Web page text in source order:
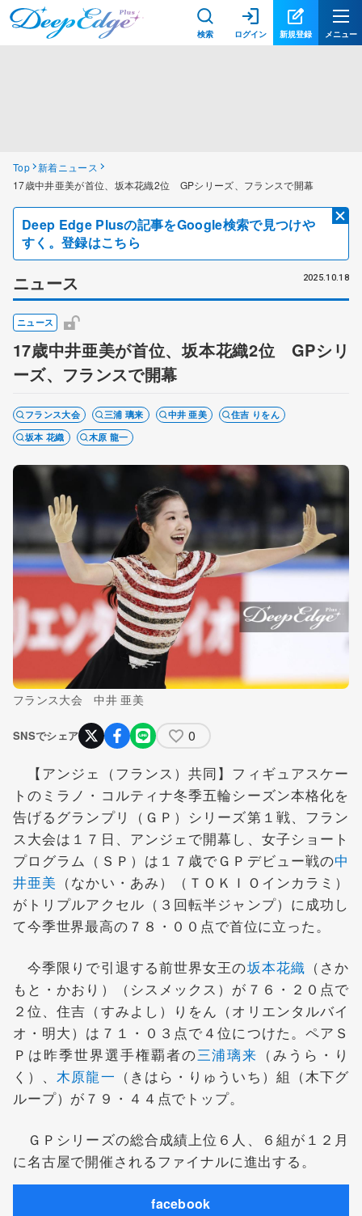
検索 ログイン 新規登録 メニュー
Top 新着ニュース
17歳中井亜美が首位、坂本花織2位 GPシリーズ、フランスで開幕
Deep Edge Plusの記事をGoogle検索で見つけや
すく。登録はこちら
ニュース 2025.10.18
ニュース
17歳中井亜美が首位、坂本花織2位 GPシリ
ーズ、フランスで開幕
フランス大会 三浦 璃来 中井 亜美
住吉 りをん
坂本 花織
木原 龍一
フランス大会 中井 亜美
SNSでシェア 0
【アンジェ（フランス）共同】フィギュアスケー
トのミラノ・コルティナ冬季五輪シーズン本格化を
告げるグランプリ（ＧＰ）シリーズ第１戦、フラン
ス大会は１７日、アンジェで開幕し、女子ショート
プログラム（ＳＰ）は１７歳でＧＰデビュー戦の中
井亜美 （なかい・あみ）（ＴＯＫＩＯインカラミ）
がトリプルアクセル（３回転半ジャンプ）に成功し
て今季世界最高の７８・００点で首位に立った。
今季限りで引退する前世界女王の坂本花織 （さか
もと・かおり）（シスメックス）が７６・２０点で
２位、住吉（すみよし）りをん（オリエンタルバイ
オ・明大）は７１・０３点で４位につけた。ペアＳ
Ｐは昨季世界選手権覇者の三浦璃来 （みうら・り
く）、木原龍一 （きはら・りゅういち）組（木下グ
ループ）が７９・４４点でトップ。
ＧＰシリーズの総合成績上位６人、６組が１２月
に名古屋で開催されるファイナルに進出する。
facebook